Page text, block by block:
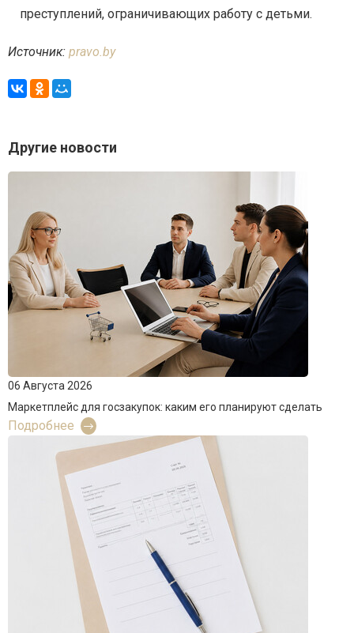
преступлений, ограничивающих работу с детьми.
Источник: pravo.by
Другие новости
06 Августа 2026
Маркетплейс для госзакупок: каким его планируют сделать
Подробнее